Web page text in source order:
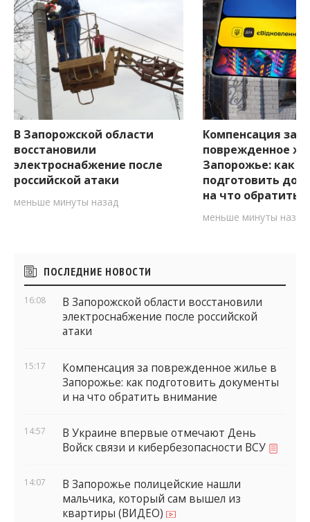
В Запорожской области
восстановили
электроснабжение после
российской атаки
меньше минуты назад
Компенсация за
поврежденное
Запорожье: как
подготовить
на что обратить
меньше минуты назад
Боковые
виджеты
ПОСЛЕДНИЕ НОВОСТИ
16:08
В Запорожской области восстановили
электроснабжение после российской
атаки
15:17
Компенсация за поврежденное жилье в
Запорожье: как подготовить документы
и на что обратить внимание
14:57
В Украине впервые отмечают День
Войск связи и кибербезопасности ВСУ
14:07
В Запорожье полицейские нашли
мальчика, который сам вышел из
квартиры (ВИДЕО)